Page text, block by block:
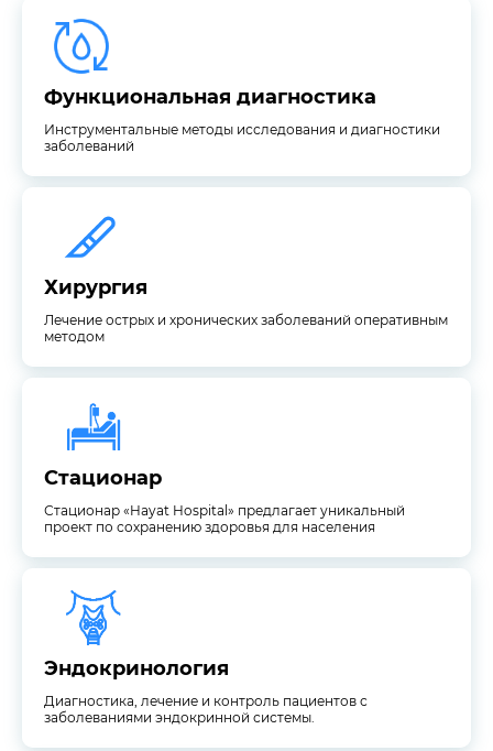
Функциональная диагностика
Инструментальные методы исследования и диагностики
заболеваний
Функциональная диагностика
Инструментальные методы исследования и диагностики
заболеваний
Хирургия
Лечение острых и хронических заболеваний оперативным
методом
Лечение острых и хронических заболеваний оперативным
методом
Стационар
Стационар «Hayat Hospital» предлагает уникальный
проект по сохранению здоровья для населения
Стационар
Стационар «Hayat Hospital» предлагает уникальный
проект по сохранению здоровья для населения
Эндокринология
Диагностика, лечение и контроль пациентов с
заболеваниями эндокринной системы.
Эндокринология
Диагностика, лечение и контроль пациентов с
заболеваниями эндокринной системы.